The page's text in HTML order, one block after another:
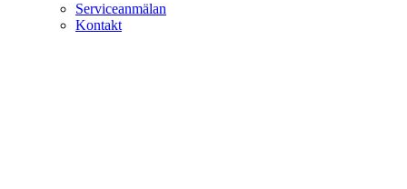
Serviceanmälan
Kontakt